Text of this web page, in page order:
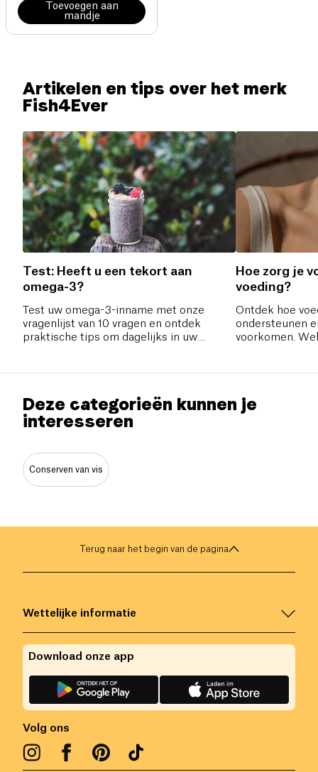
Toevoegen aan
mandje
Artikelen en tips over het merk
Fish4Ever
Test: Heeft u een tekort aan
omega-3?
Test uw omega-3-inname met onze
vragenlijst van 10 vragen en ontdek
praktische tips om dagelijks in uw
Hoe zorg je
voeding?
Ontdek hoe
ondersteunen
voorkomen.
voor je
Deze categorieën kunnen je
interesseren
Conserven van vis
Terug naar het begin van de pagina
Wettelijke informatie
Volg ons
Download onze app